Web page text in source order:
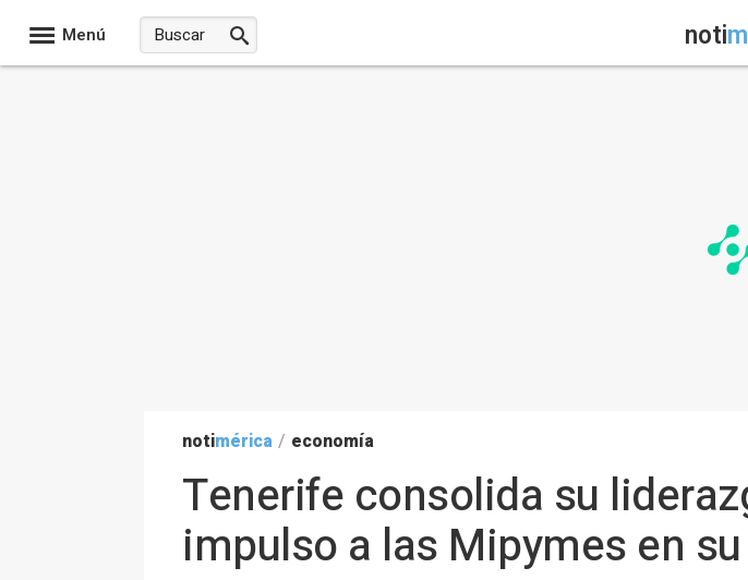
Menú noti
notimérica / economía
Tenerife consolida su
impulso a las Mipymes en